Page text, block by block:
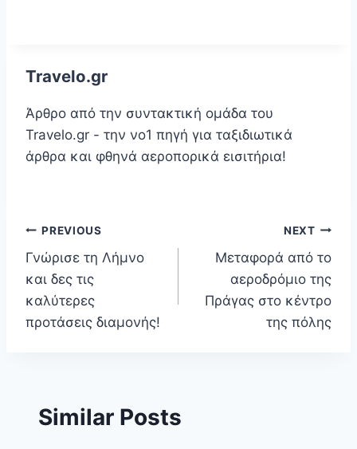
Travelo.gr
Άρθρο από την συντακτική ομάδα του
Travelo.gr - την νο1 πηγή για ταξιδιωτικά
άρθρα και φθηνά αεροπορικά εισιτήρια!
Πλοήγηση
άρθρων
PREVIOUS
Γνώρισε τη Λήμνο
και δες τις
καλύτερες
προτάσεις διαμονής!
NEXT
Μεταφορά από το
αεροδρόμιο της
Πράγας στο κέντρο
της πόλης
Similar Posts